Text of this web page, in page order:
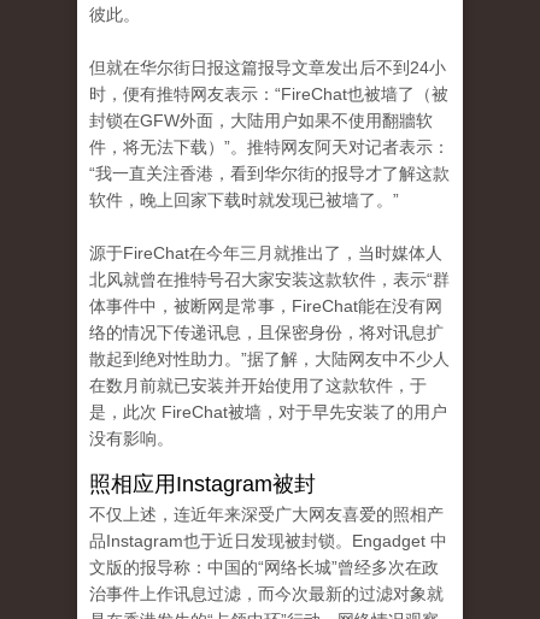
彼此。
但就在华尔街日报这篇报导文章发出后不到24小
时，便有推特网友表示：“FireChat也被墙了（被
封锁在GFW外面，大陆用户如果不使用翻牆软
件，将无法下载）”。推特网友阿天对记者表示：
“我一直关注香港，看到华尔街的报导才了解这款
软件，晚上回家下载时就发现已被墙了。”
源于FireChat在今年三月就推出了，当时媒体人
北风就曾在推特号召大家安装这款软件，表示“群
体事件中，被断网是常事，FireChat能在没有网
络的情况下传递讯息，且保密身份，将对讯息扩
散起到绝对性助力。”据了解，大陆网友中不少人
在数月前就已安装并开始使用了这款软件，于
是，此次 FireChat被墙，对于早先安装了的用户
没有影响。
照相应用Instagram被封
不仅上述，连近年来深受广大网友喜爱的照相产
品Instagram也于近日发现被封锁。Engadget 中
文版的报导称：中国的“网络长城”曾经多次在政
治事件上作讯息过滤，而今次最新的过滤对象就